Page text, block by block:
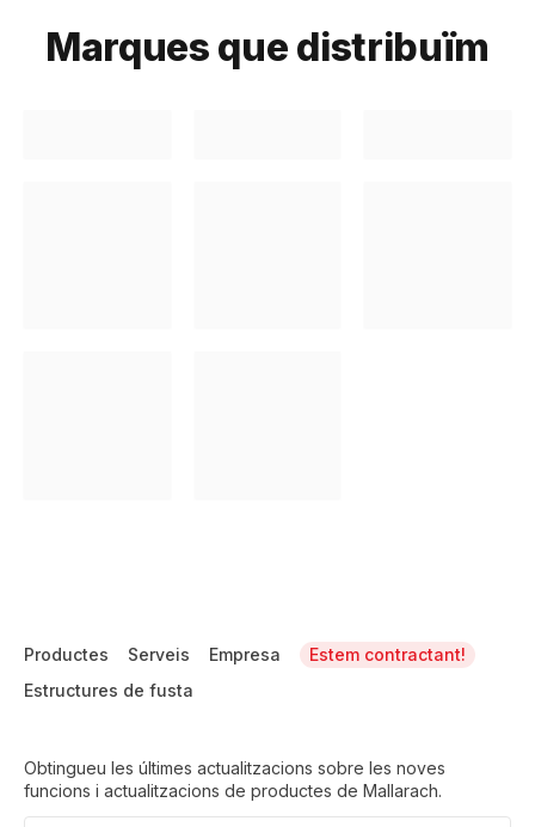
Marques que distribuïm
Productes Serveis Empresa
Estem contractant!
Estructures de fusta
Obtingueu les últimes actualitzacions sobre les noves
funcions i actualitzacions de productes de Mallarach.